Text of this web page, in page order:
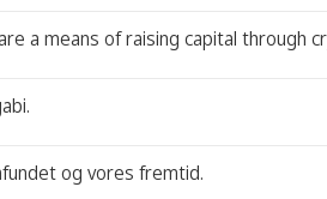
a means of raising capital through
og vores fremtid.